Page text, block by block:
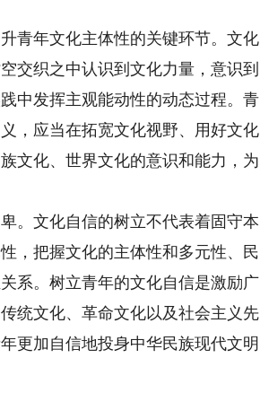
年文化主体性的关键环节。文化
交织之中认识到文化力量，意识到
中发挥主观能动性的动态过程。青
，应当在拓宽文化视野、用好文化
文化、世界文化的意识和能力，为
文化自信的树立不代表着固守本
，把握文化的主体性和多元性、民
系。树立青年的文化自信是激励广
统文化、革命文化以及社会主义先
更加自信地投身中华民族现代文明